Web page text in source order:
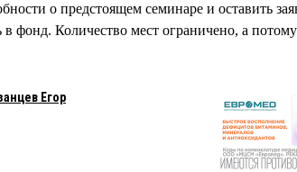
о предстоящем семинаре и оставить
фонд. Количество мест ограничено, а потому
Егор